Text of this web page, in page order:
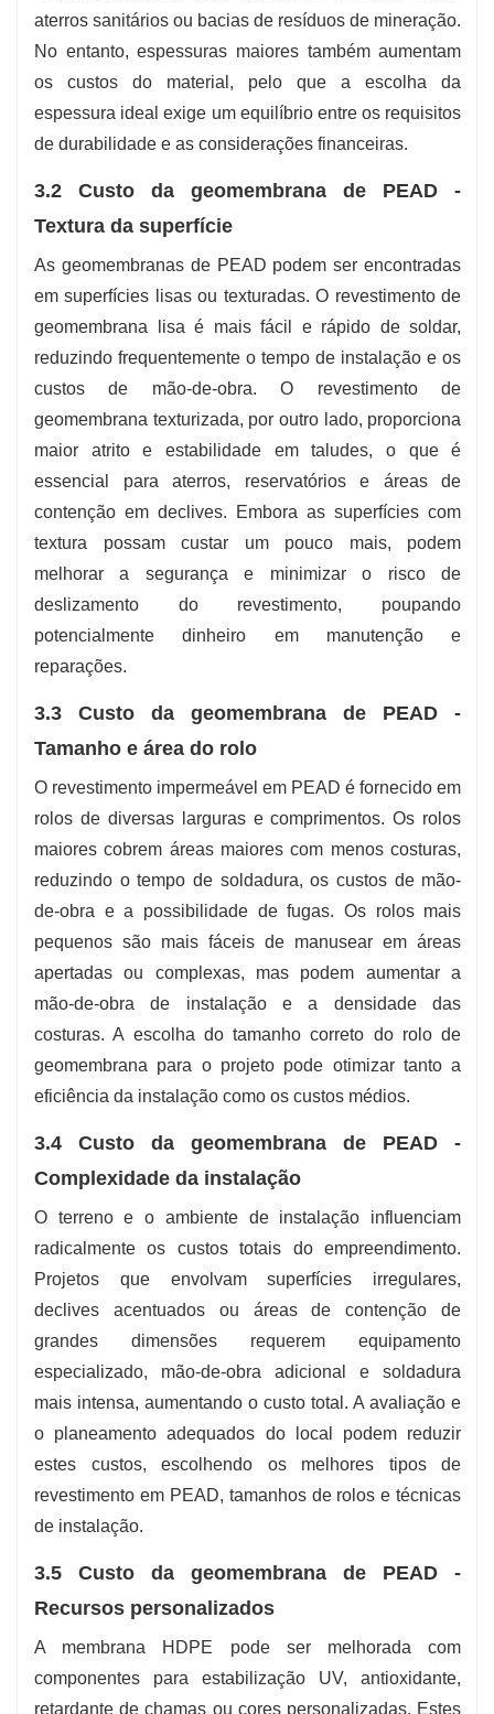
aterros sanitários ou bacias de resíduos de mineração.
No entanto, espessuras maiores também aumentam
os custos do material, pelo que a escolha da
espessura ideal exige um equilíbrio entre os requisitos
de durabilidade e as considerações financeiras.
3.2 Custo da geomembrana de PEAD -
Textura da superfície
As geomembranas de PEAD podem ser encontradas
em superfícies lisas ou texturadas. O revestimento de
geomembrana lisa é mais fácil e rápido de soldar,
reduzindo frequentemente o tempo de instalação e os
custos de mão-de-obra. O revestimento de
geomembrana texturizada, por outro lado, proporciona
maior atrito e estabilidade em taludes, o que é
essencial para aterros, reservatórios e áreas de
contenção em declives. Embora as superfícies com
textura possam custar um pouco mais, podem
melhorar a segurança e minimizar o risco de
deslizamento do revestimento, poupando
potencialmente dinheiro em manutenção e
reparações.
3.3 Custo da geomembrana de PEAD -
Tamanho e área do rolo
O revestimento impermeável em PEAD é fornecido em
rolos de diversas larguras e comprimentos. Os rolos
maiores cobrem áreas maiores com menos costuras,
reduzindo o tempo de soldadura, os custos de mão-
de-obra e a possibilidade de fugas. Os rolos mais
pequenos são mais fáceis de manusear em áreas
apertadas ou complexas, mas podem aumentar a
mão-de-obra de instalação e a densidade das
costuras. A escolha do tamanho correto do rolo de
geomembrana para o projeto pode otimizar tanto a
eficiência da instalação como os custos médios.
3.4 Custo da geomembrana de PEAD -
Complexidade da instalação
O terreno e o ambiente de instalação influenciam
radicalmente os custos totais do empreendimento.
Projetos que envolvam superfícies irregulares,
declives acentuados ou áreas de contenção de
grandes dimensões requerem equipamento
especializado, mão-de-obra adicional e soldadura
mais intensa, aumentando o custo total. A avaliação e
o planeamento adequados do local podem reduzir
estes custos, escolhendo os melhores tipos de
revestimento em PEAD, tamanhos de rolos e técnicas
de instalação.
3.5 Custo da geomembrana de PEAD -
Recursos personalizados
A membrana HDPE pode ser melhorada com
componentes para estabilização UV, antioxidante,
retardante de chamas ou cores personalizadas. Estes